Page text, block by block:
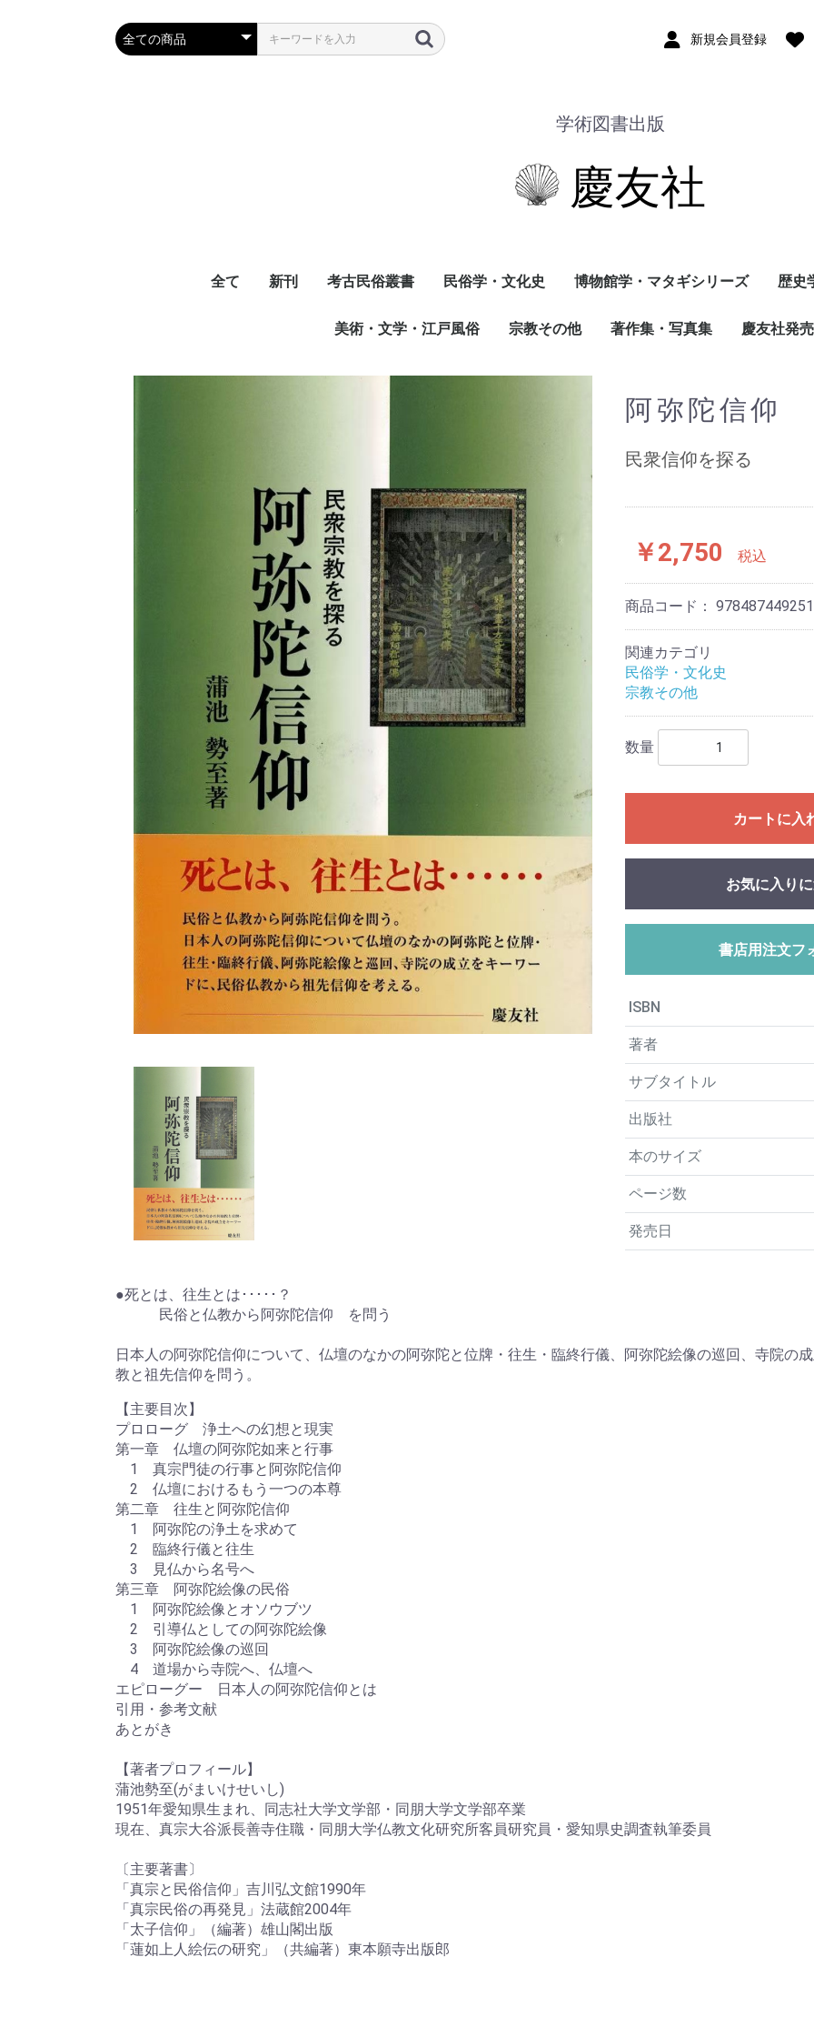
新規会員登録
学術図書出版
慶友社
全て 新刊 考古民俗叢書 民俗学・文化史 博物館学・マタギシリーズ 歴史
美術・文学・江戸風俗 宗教その他 著作集・写真集 慶友社発
阿弥陀信仰
民衆信仰を探る
￥2,750 税込
商品コード：
関連カテゴリ
民俗学・文化史
宗教その他
数量
カートに入
お気に入り
書店用注文フ
ISBN
著者
サブタイトル
出版社
本のサイズ
ページ数
発売日
●死とは、往生とは･････？
民俗と仏教から阿弥陀信仰 を問う
日本人の阿弥陀信仰について、仏壇のなかの阿弥陀と位牌・往生・臨終行儀、阿弥陀絵像の巡回、寺院の
教と祖先信仰を問う。
【主要目次】
プロローグ 浄土への幻想と現実
第一章 仏壇の阿弥陀如来と行事
1 真宗門徒の行事と阿弥陀信仰
2 仏壇におけるもう一つの本尊
第二章 往生と阿弥陀信仰
1 阿弥陀の浄土を求めて
2 臨終行儀と往生
3 見仏から名号へ
第三章 阿弥陀絵像の民俗
1 阿弥陀絵像とオソウブツ
2 引導仏としての阿弥陀絵像
3 阿弥陀絵像の巡回
4 道場から寺院へ、仏壇へ
エピローグー 日本人の阿弥陀信仰とは
引用・参考文献
あとがき
【著者プロフィール】
蒲池勢至(がまいけせいし)
1951年愛知県生まれ、同志社大学文学部・同朋大学文学部卒業
現在、真宗大谷派長善寺住職・同朋大学仏教文化研究所客員研究員・愛知県史調査執筆委員
〔主要著書〕
「真宗と民俗信仰」吉川弘文館1990年
「真宗民俗の再発見」法蔵館2004年
「太子信仰」（編著）雄山閣出版
「蓮如上人絵伝の研究」（共編著）東本願寺出版郎